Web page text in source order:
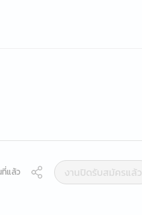
แล้ว
งานปิดรับสมัครแล้ว